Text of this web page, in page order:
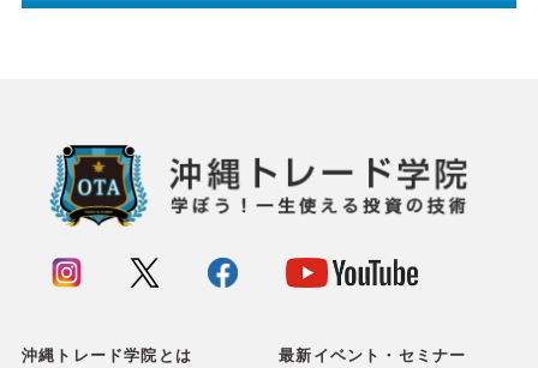
沖縄トレード学院とは 最新イベント・セミナー